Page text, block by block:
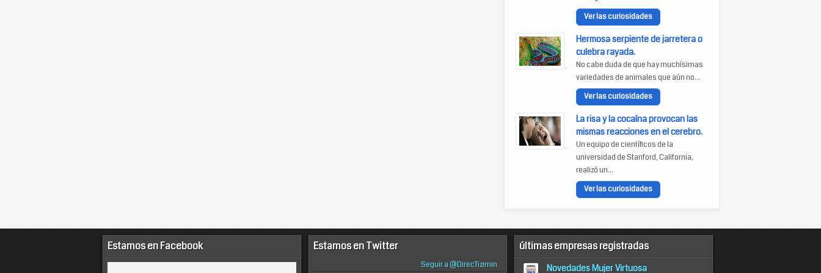
Ver las curiosidades
Hermosa serpiente de jarretera o
culebra rayada.
No cabe duda de que hay muchísimas
variedades de animales que aún no...
Ver las curiosidades
La risa y la cocaína provocan las
mismas reacciones en el cerebro.
Un equipo de científicos de la
universidad de Stanford, California,
realizó un...
Ver las curiosidades
Estamos en Facebook Estamos en Twitter
Seguir a @DirecTizimin
últimas empresas registradas
Novedades Mujer Virtuosa